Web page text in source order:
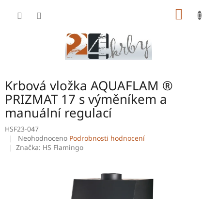
Krbová vložka AQUAFLAM ®
PRIZMAT 17 s výměníkem a
manuální regulací
HSF23-047
Průměrné
hodnocení
Neohodnoceno Podrobnosti hodnocení
Značka: HS Flamingo